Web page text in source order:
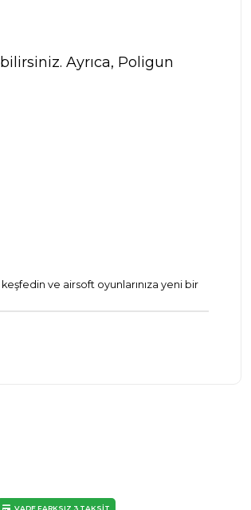
Ayrıca, Poligun
ve airsoft oyunlarınıza yeni bir
VADE FARKSIZ 3 TAKSİT